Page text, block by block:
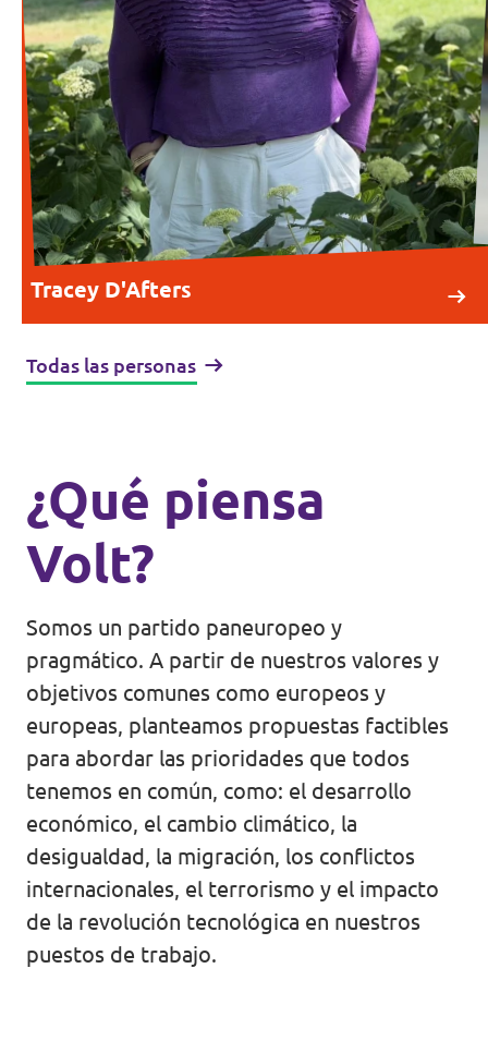
Tracey D'Afters
Todas las personas
¿Qué piensa
Volt?
Somos un partido paneuropeo y
pragmático. A partir de nuestros valores y
objetivos comunes como europeos y
europeas, planteamos propuestas factibles
para abordar las prioridades que todos
tenemos en común, como: el desarrollo
económico, el cambio climático, la
desigualdad, la migración, los conflictos
internacionales, el terrorismo y el impacto
de la revolución tecnológica en nuestros
puestos de trabajo.